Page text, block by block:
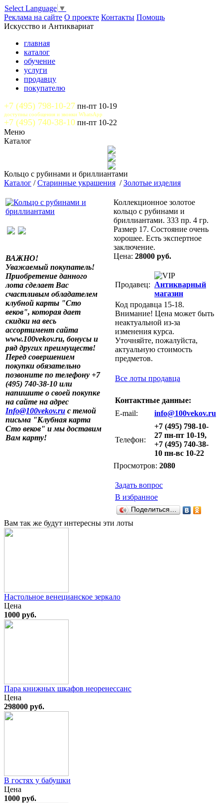
Select Language ▼
Реклама на сайте О проекте Контакты Помощь
Искусство и Антиквариат
главная
каталог
обучение
услуги
продавцу
покупателю
+7 (495) 798-10-27 пн-пт 10-19
доступны сообщения и звонки WhatsApp
+7 (495) 740-38-10 пн-пт 10-22
Меню
Каталог
Кольцо с рубинами и бриллиантами
Каталог /Старинные украшения /Золотые изделия
ВАЖНО!
Уважаемый покупатель!
Приобретение данного
лота сделает Вас
счастливым обладателем
клубной карты "Сто
веков", которая дает
скидки на весь
ассортимент сайта
www.100vekov.ru, бонусы и
ряд других преимуществ!
Перед совершением
покупки обязательно
позвоните по телефону +7
(495) 740-38-10 или
напишите о своей покупке
на сайте на адрес
Info@100vekov.ru с темой
письма "Клубная карта
Сто веков" и мы доставим
Вам карту!
Коллекционное золотое
кольцо с рубинами и
бриллиантами. 333 пр. 4 гр.
Размер 17. Состояние очень
хорошее. Есть экспертное
заключение.
Цена: 28000 руб.
Продавец: Антикварный
магазин
Код продавца 15-18.
Внимание! Цена может быть
неактуальной из-за
изменения курса.
Уточняйте, пожалуйста,
актуальную стоимость
предметов.
Все лоты продавца
Контактные данные:
E-mail:
info@100vekov.ru
Телефон:
+7 (495) 798-10-
27 пн-пт 10-19,
+7 (495) 740-38-
10 пн-вс 10-22
Просмотров: 2080
Задать вопрос
В избранное
Поделиться…
Вам так же будут интересны эти лоты
Настольное венецианское зеркало
Цена
1000 руб.
Пара книжных шкафов неоренессанс
Цена
298000 руб.
В гостях у бабушки
Цена
1000 руб.